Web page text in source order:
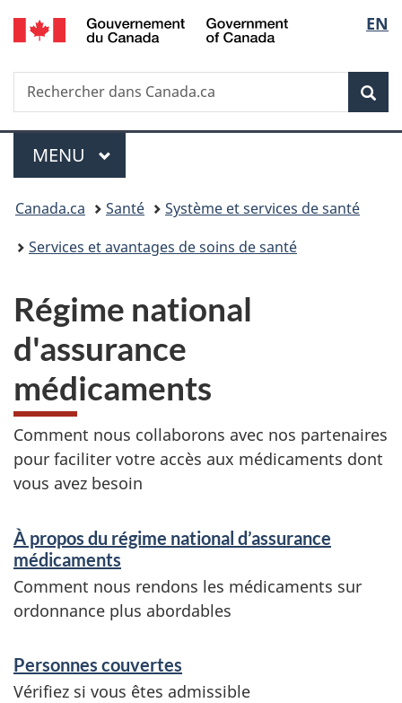
Passer
au
principal
Passer
à
Au
du
Passer
à
version
simplifiée
de
la
EN
Recherche
Rechercher
dans
Menu
MENU PRINCIPAL
Vous
êtes
Canada.ca Santé
Système et services de santé
Services et avantages de soins de santé
Régime national
d'assurance
médicaments
Comment nous collaborons avec nos partenaires
pour faciliter votre accès aux médicaments dont
vous avez besoin
S
e
r
v
i
c
À propos du régime national d’assurance
médicaments
Comment nous rendons les médicaments sur
ordonnance plus abordables
Personnes couvertes
Vérifiez si vous êtes admissible